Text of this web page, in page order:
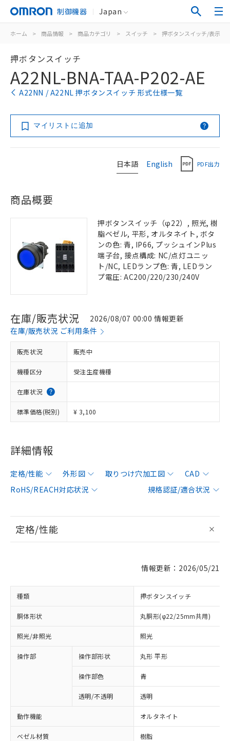
制御機器 Japan
ホーム > 商品情報 > 商品カテゴリ > スイッチ > 押ボタンスイッチ/表示灯
押ボタンスイッチ
A22NL-BNA-TAA-P202-AE
A22NN / A22NL 押ボタンスイッチ 形式仕様一覧
マイリストに追加
日本語 English PDF出力
商品概要
押ボタンスイッチ（φ22）, 照光, 樹
脂ベゼル, 平形, オルタネイト, ボタ
ンの色: 青, IP66, プッシュインPlus
端子台, 接点構成: NC/点灯ユニッ
ト/NC, LEDランプ色: 青, LEDラン
プ電圧: AC200/220/230/240V
在庫/販売状況
2026/08/07 00:00 情報更新
在庫/販売状況 ご利用条件
販売状況 販売中
機種区分 受注生産機種
在庫状況
標準価格(税別) ¥ 3,100
詳細情報
定格/性能 外形図 取りつけ穴加工図
CAD
RoHS/REACH対応状況
規格認証/適合状況
定格/性能
情報更新：2026/05/21
種類 押ボタンスイッチ
胴体形状 丸胴形(φ22/25mm共用)
照光/非照光 照光
操作部 操作部形状 丸形 平形
操作部色 青
透明/不透明 透明
動作機能 オルタネイト
ベゼル材質 樹脂